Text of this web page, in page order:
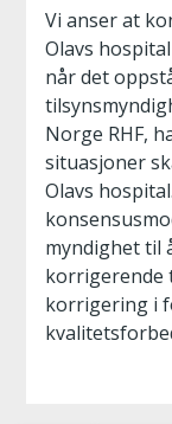
Vi anser at
Olavs
når det
Norge RHF,
situasjoner
Olavs
myndighet til
korrigerende
korrigering i